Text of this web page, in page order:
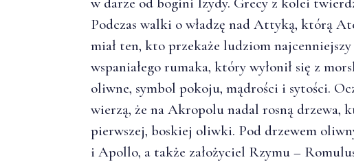
Podczas walki o władzę nad Attyką, którą
miał ten, kto przekaże ludziom najcenniejszy
wspaniałego rumaka, który wyłonił się z
oliwne, symbol pokoju, mądrości i sytości.
wierzą, że na Akropolu nadal rosną drzewa,
pierwszej, boskiej oliwki. Pod drzewem
i Apollo, a także założyciel Rzymu –